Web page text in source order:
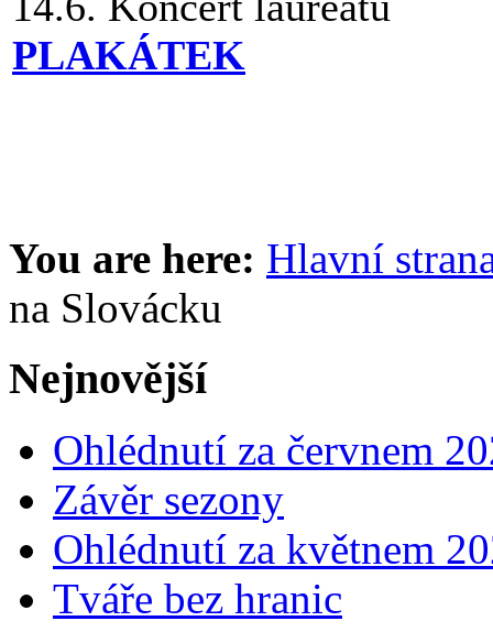
PLAKÁTEK
You are here: Hlavní
na Slovácku
Nejnovější
Ohlédnutí za červnem
Závěr sezony
Ohlédnutí za květnem
Tváře bez hranic